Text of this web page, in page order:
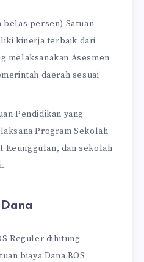
belas persen) Satuan
kinerja terbaik dari
melaksanakan Asesmen
daerah sesuai
Pendidikan yang
Program Sekolah
Keunggulan, dan sekolah
Reguler dihitung
biaya Dana BOS